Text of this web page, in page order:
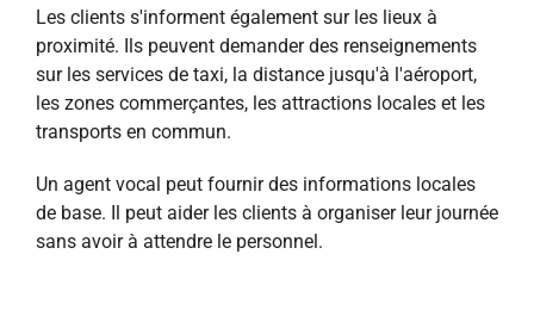
Les clients s'informent également sur les lieux à
proximité. Ils peuvent demander des renseignements
sur les services de taxi, la distance jusqu'à l'aéroport,
les zones commerçantes, les attractions locales et les
transports en commun.
Un agent vocal peut fournir des informations locales
de base. Il peut aider les clients à organiser leur journée
sans avoir à attendre le personnel.